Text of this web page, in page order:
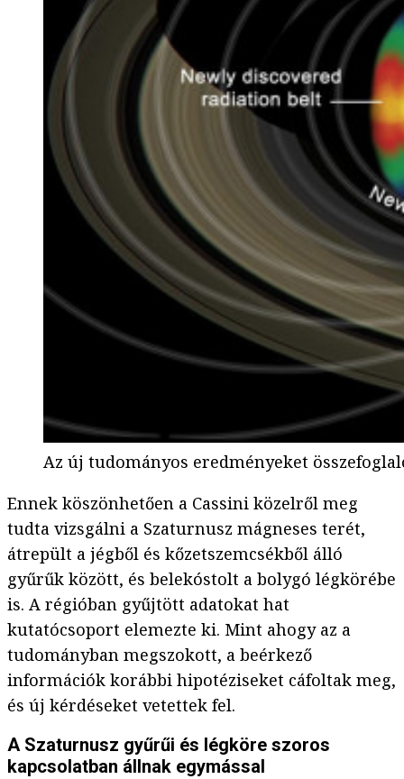
Az új tudományos eredményeket
Ennek köszönhetően a Cassini közelről meg
tudta vizsgálni a Szaturnusz mágneses terét,
átrepült a jégből és kőzetszemcsékből álló
gyűrűk között, és belekóstolt a bolygó légkörébe
is. A régióban gyűjtött adatokat hat
kutatócsoport elemezte ki. Mint ahogy az a
tudományban megszokott, a beérkező
információk korábbi hipotéziseket cáfoltak meg,
és új kérdéseket vetettek fel.
A Szaturnusz gyűrűi és légköre szoros
kapcsolatban állnak egymással